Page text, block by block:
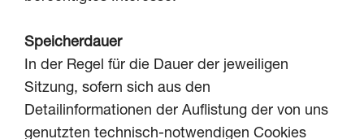
Speicherdauer
In der Regel für die Dauer der jeweiligen
Sitzung, sofern sich aus den
Detailinformationen der Auflistung der von uns
genutzten technisch-notwendigen Cookies